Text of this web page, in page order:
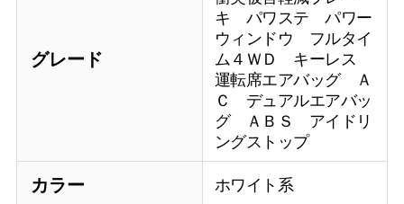
グレード
キ パワステ パワー
ウィンドウ フルタイ
ム４ＷＤ キーレス
運転席エアバッグ Ａ
Ｃ デュアルエアバッ
グ ＡＢＳ アイドリ
ングストップ
カラー ホワイト系